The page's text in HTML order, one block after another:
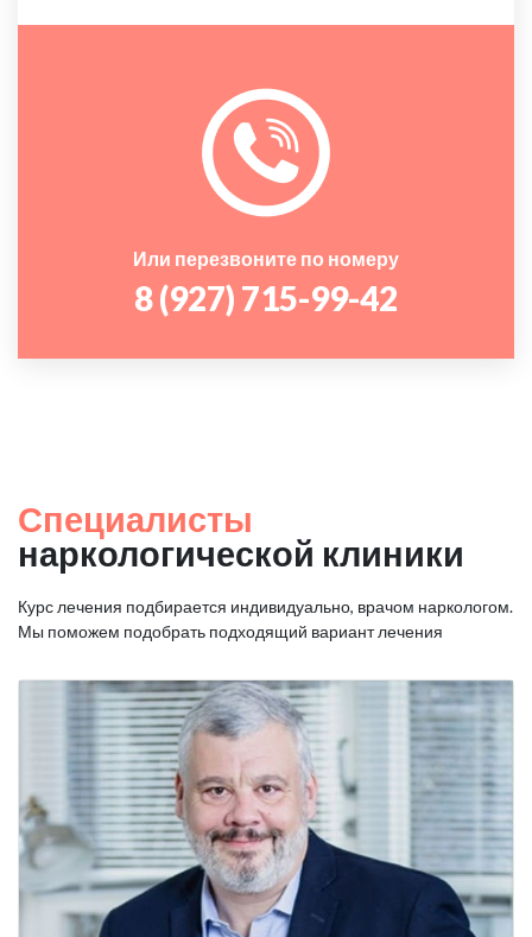
Или перезвоните по номеру
8 (927) 715-99-42
Специалисты
наркологической клиники
Курс лечения подбирается индивидуально, врачом наркологом.
Мы поможем подобрать подходящий вариант лечения